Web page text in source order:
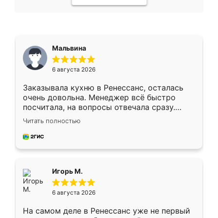
Мальвина
6 августа 2026
Заказывала кухню в Ренессанс, осталась
очень довольна. Менеджер всё быстро
посчитала, на вопросы отвечала сразу.
Замерщик приехал в субботу, подошёл к
делу со всей ответственностью. Собрали
за день, ребята работали аккуратно, даже
Читать полностью
Игорь М.
6 августа 2026
На самом деле в Ренессанс уже не первый